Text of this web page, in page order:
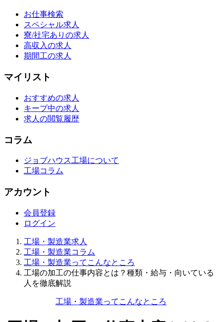
お仕事検索
スペシャル求人
寮/社宅ありの求人
高収入の求人
期間工の求人
マイリスト
おすすめの求人
キープ中の求人
求人の閲覧履歴
コラム
ジョブハウス工場について
工場コラム
アカウント
会員登録
ログイン
工場・製造業求人
工場・製造業コラム
工場・製造業ってこんなところ
工場の加工の仕事内容とは？種類・給与・向いている
人を徹底解説
工場・製造業ってこんなところ